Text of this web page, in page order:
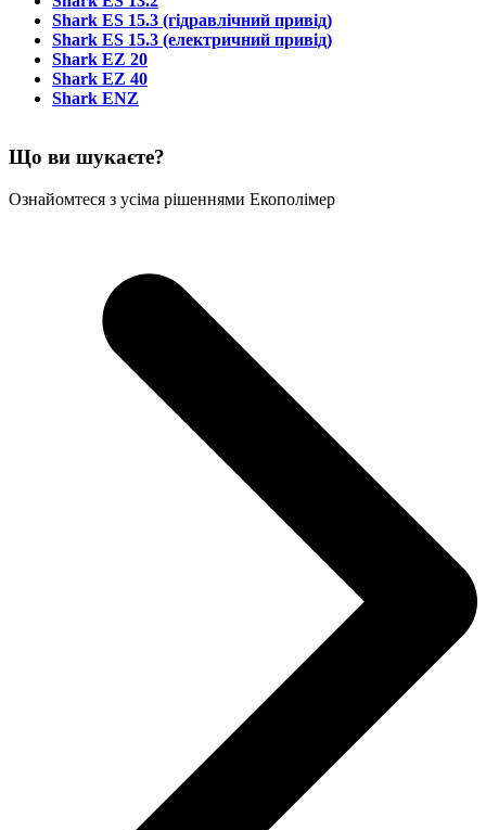
Shark ES 15.3 (гідравлічний привід)
Shark ES 15.3 (електричний привід)
Shark EZ 20
Shark EZ 40
Shark ENZ
Що ви шукаєте?
Ознайомтеся з усіма рішеннями Екополімер